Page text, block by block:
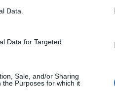
Data.
Data for Targeted
Sale, and/or Sharing
Purposes for which it
ή δημοτικών
και όχι κάποιο
χώρους με
σαφέστερη εικόνα για
όρους χρήσης